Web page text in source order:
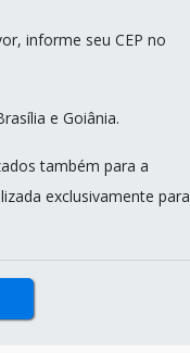
informe seu CEP no
e Goiânia.
também para a
exclusivamente para